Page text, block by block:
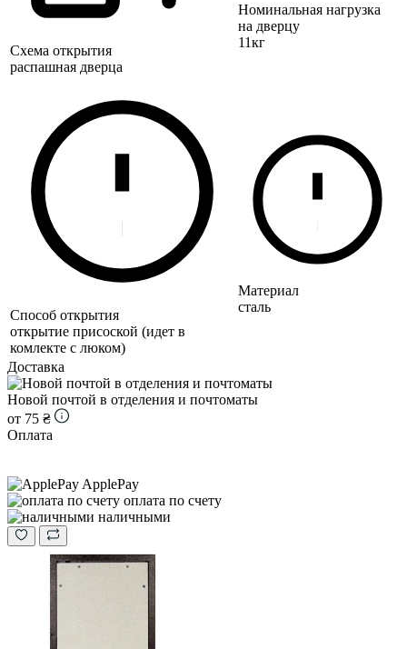
Схема открытия
распашная дверца
Номинальная нагрузка
на дверцу
11кг
Способ открытия
открытие присоской (идет в
комлекте с люком)
Материал
сталь
Доставка
Новой почтой в отделения и почтоматы
от 75 ₴
Оплата
ApplePay
оплата по счету
наличными